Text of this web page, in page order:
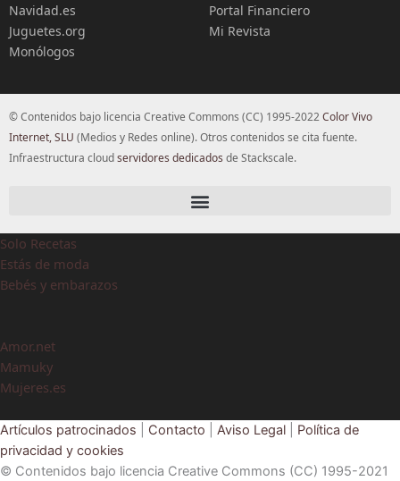
Navidad.es
Juguetes.org
Monólogos
Portal Financiero
Mi Revista
© Contenidos bajo licencia Creative Commons (CC) 1995-2022Color Vivo
Internet, SLU (Medios y Redes online). Otros contenidos se cita fuente.
Infraestructura cloudservidores dedicados de Stackscale.
Solo Recetas
Estás de moda
Bebés y embarazos
Amor.net
Mamuky
Mujeres.es
Artículos patrocinados Contacto Aviso Legal
Política de
privacidad y cookies
© Contenidos bajo licencia Creative Commons (CC) 1995-2021